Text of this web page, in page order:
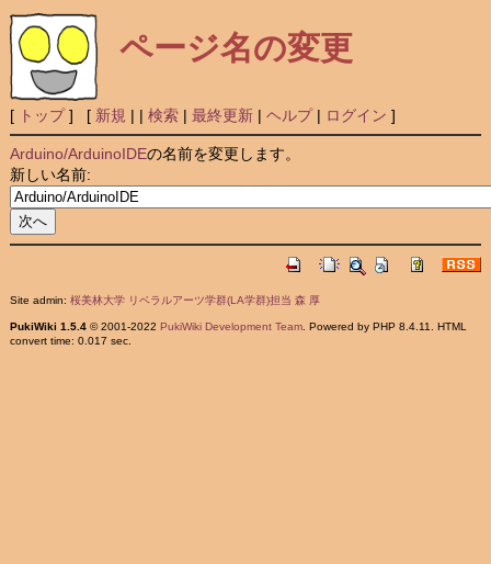
ページ名の変更
[ トップ] [ 新規 | | 検索| 最終更新| ヘルプ| ログイン ]
Arduino/ArduinoIDEの名前を変更します。
新しい名前:
Site admin: 桜美林大学 リベラルアーツ学群(LA学群)担当 森 厚
PukiWiki 1.5.4© 2001-2022 PukiWiki Development Team. Powered by PHP 8.4.11. HTML
convert time: 0.017 sec.